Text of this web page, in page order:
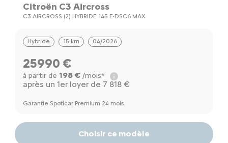
Citroën C3 Aircross
C3 AIRCROSS (2) HYBRIDE 145 E-DSC6 MAX
Hybride 15 km 04/2026
25990 €
à partir de 198 €/mois*
après un 1er loyer de 7 818 €
Garantie Spoticar Premium 24 mois
Choisir ce modèle